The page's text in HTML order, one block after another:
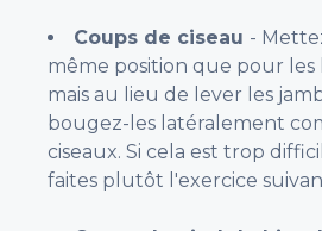
Coups de ciseau -
même position que pour les
mais au lieu de lever les
bougez-les latéralement
ciseaux. Si cela est trop
faites plutôt l'exercice